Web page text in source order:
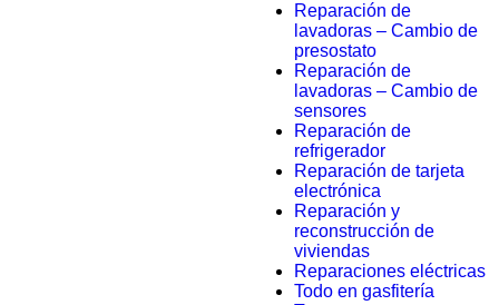
Reparación de
lavadoras – Cambio de
presostato
Reparación de
lavadoras – Cambio de
sensores
Reparación de
refrigerador
Reparación de tarjeta
electrónica
Reparación y
reconstrucción de
viviendas
Reparaciones eléctricas
Todo en gasfitería